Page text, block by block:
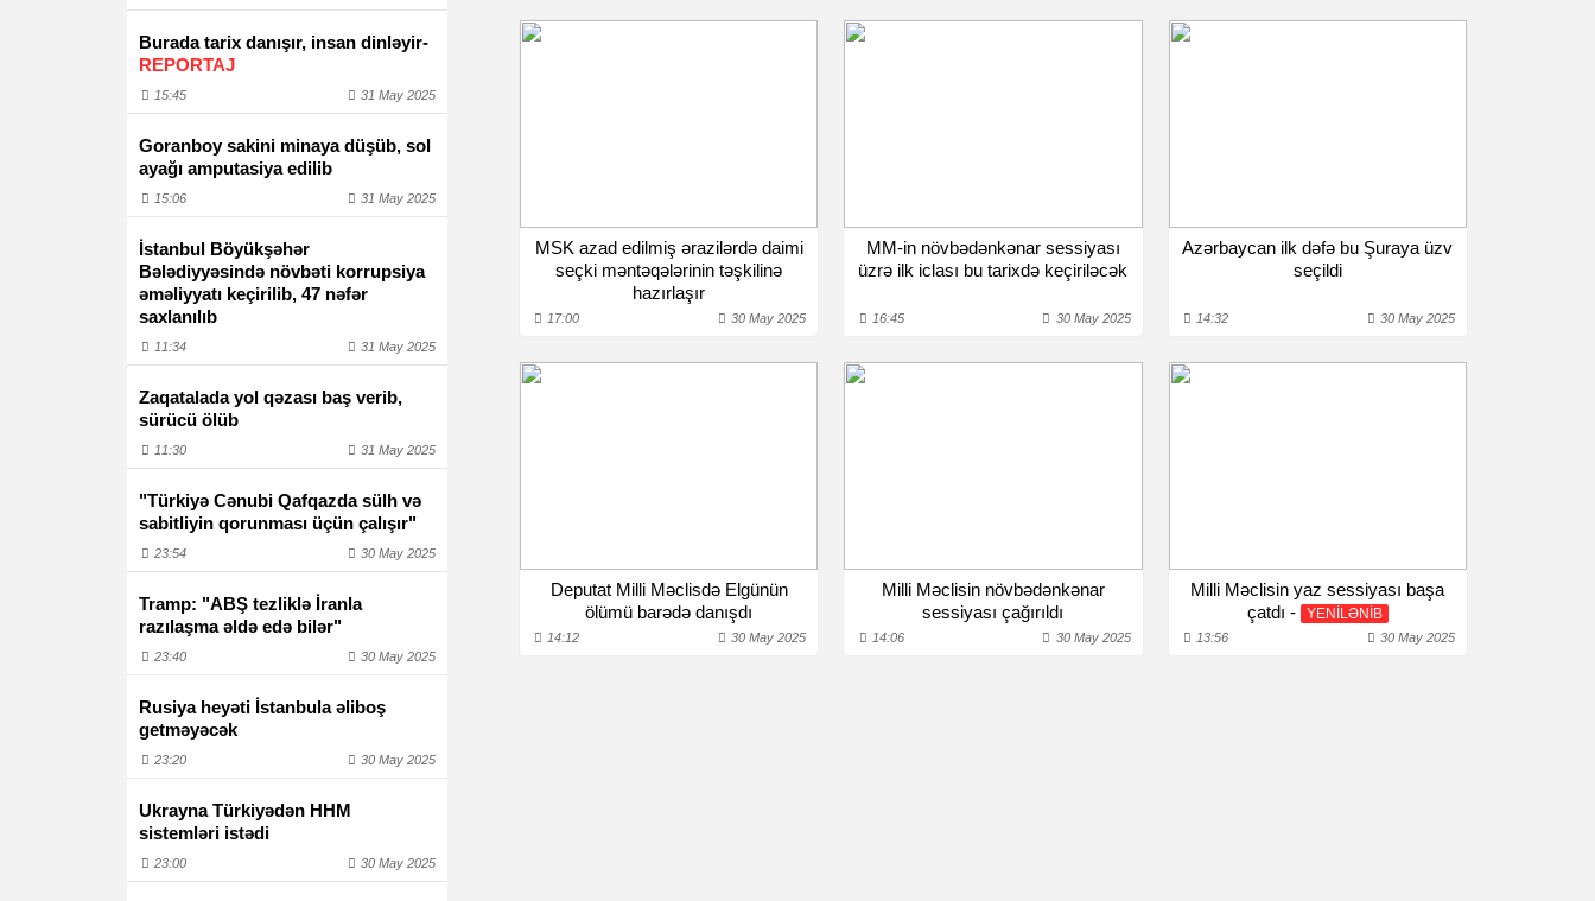
Burada tarix danışır, insan dinləyir-
REPORTAJ
15:45 31 May 2025
Goranboy sakini minaya düşüb, sol
ayağı amputasiya edilib
15:06 31 May 2025
İstanbul Böyükşəhər
Bələdiyyəsində növbəti korrupsiya
əməliyyatı keçirilib, 47 nəfər
saxlanılıb
11:34 31 May 2025
Zaqatalada yol qəzası baş verib,
sürücü ölüb
11:30 31 May 2025
"Türkiyə Cənubi Qafqazda sülh və
sabitliyin qorunması üçün çalışır"
23:54 30 May 2025
Tramp: "ABŞ tezliklə İranla
razılaşma əldə edə bilər"
23:40 30 May 2025
Rusiya heyəti İstanbula əliboş
getməyəcək
23:20 30 May 2025
Ukrayna Türkiyədən HHM
sistemləri istədi
23:00 30 May 2025
MSK azad edilmiş ərazilərdə daimi
seçki məntəqələrinin təşkilinə
hazırlaşır
17:00 30 May 2025
MM-in növbədənkənar sessiyası
üzrə ilk iclası bu tarixdə keçiriləcək
16:45 30 May 2025
Azərbaycan ilk dəfə bu Şuraya üzv
seçildi
14:32 30 May 2025
Deputat Milli Məclisdə Elgünün
ölümü barədə danışdı
14:12 30 May 2025
Milli Məclisin növbədənkənar
sessiyası çağırıldı
14:06 30 May 2025
Milli Məclisin yaz sessiyası başa
çatdı -
YENİLƏNİB
13:56 30 May 2025